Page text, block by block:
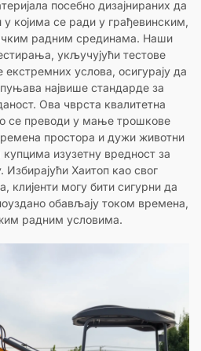
посебно дизајнираних да
којима се ради у грађевинским,
радним срединама. Наши
укључујући тестове
услова, осигурају да
највише стандарде за
Ова чврста квалитетна
се преводи у мање трошкове
простора и дужи животни
изузетну вредност за
Избирајући Хаитоп као свог
клијенти могу бити сигурни да
обављају током времена,
радним условима.